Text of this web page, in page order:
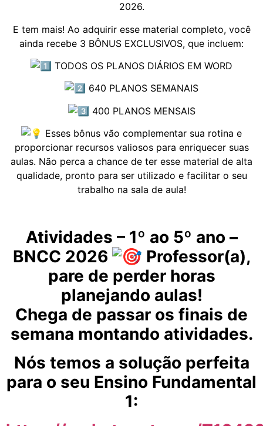
2026.
E tem mais! Ao adquirir esse material completo, você
ainda recebe 3 BÔNUS EXCLUSIVOS, que incluem:
TODOS OS PLANOS DIÁRIOS EM WORD
640 PLANOS SEMANAIS
400 PLANOS MENSAIS
Esses bônus vão complementar sua rotina e
proporcionar recursos valiosos para enriquecer suas
aulas. Não perca a chance de ter esse material de alta
qualidade, pronto para ser utilizado e facilitar o seu
trabalho na sala de aula!
Atividades – 1º ao 5º ano –
BNCC 2026
Professor(a),
pare de perder horas
planejando aulas!
Chega de passar os finais de
semana montando atividades.
Nós temos a solução perfeita
para o seu Ensino Fundamental
1: